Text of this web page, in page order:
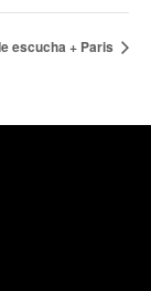
escucha + Paris